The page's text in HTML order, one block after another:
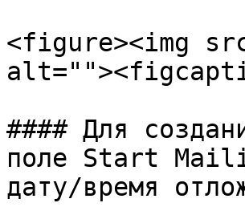
<figure><img
#### Для
поле Start
дату/время